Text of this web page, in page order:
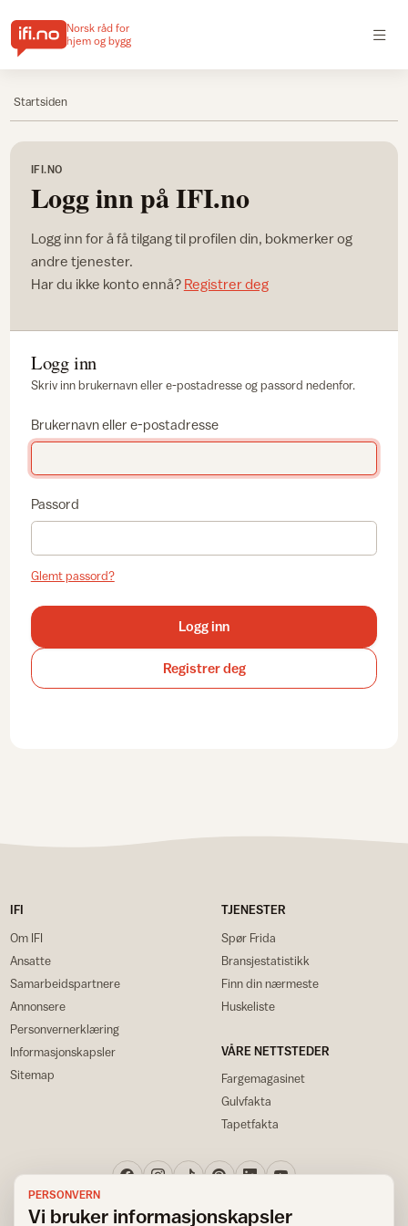
Norsk råd for
hjem og bygg
Startsiden
IFI.NO
Logg inn på IFI.no
Logg inn for å få tilgang til profilen din, bokmerker og
andre tjenester.
Har du ikke konto ennå? Registrer deg
Logg inn
Skriv inn brukernavn eller e-postadresse og passord nedenfor.
Brukernavn eller e-postadresse
Passord
Glemt passord?
Logg inn
Registrer deg
IFI
Om IFI
Ansatte
Samarbeidspartnere
Annonsere
Personvernerklæring
Informasjonskapsler
Sitemap
TJENESTER
Spør Frida
Bransjestatistikk
Finn din nærmeste
Huskeliste
VÅRE NETTSTEDER
Fargemagasinet
Gulvfakta
Tapetfakta
PERSONVERN
Vi bruker informasjonskapsler